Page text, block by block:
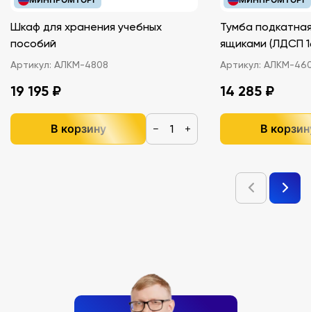
Шкаф для хранения учебных
пособий
Артикул: АЛКМ-4808
19 195 ₽
В корзину − +
Тумба
ящиками
Артикул: АЛКМ-
14 285 ₽
В